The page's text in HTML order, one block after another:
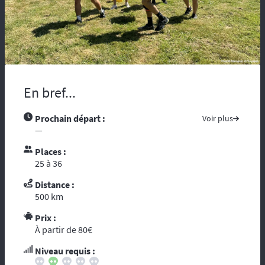
En bref...
Prochain départ : Voir plus
—
Places :
25 à 36
Distance :
500 km
Prix :
À partir de 80€
Niveau requis :
maladie, vous risquez d’être coupés du
monde et de tous moyens de secours.
Compter sur l’assistance des autochtones
n’est pas toujours aisée …. Nous vous
recommandons de partir avec tous les
disponibles sur les pays traversés, prenez
avec vous les guides touristiques comme : «
crise mondiale, consultez le site du ministère
d’un téléphone ou d’une balise satellitaire.
vous vous reposez sur l’ouvreur et le
fermeur qui ont les compétences
d’intervention des premiers secours et les